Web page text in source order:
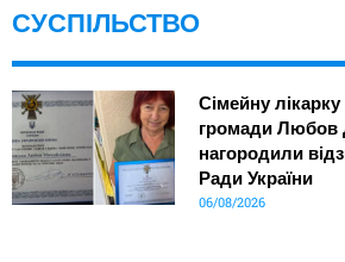
СУСПІЛЬСТВО
Сімейну лікарку
громади Любов
нагородили
Ради України
06/08/2026